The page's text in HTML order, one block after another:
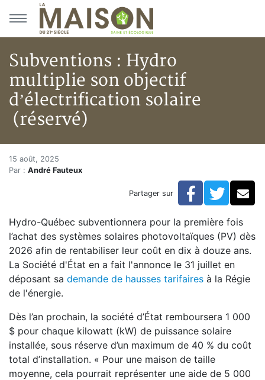
Aller au menu principal
Aller au contenu principal
Subventions : Hydro
multiplie son objectif
d’électrification solaire
(réservé)
Accueil
Articles
Subventions : Hydro multiplie son objectif
Subventions : Hydro multiplie
15 août, 2025
Par : André Fauteux
Partager sur Facebook
Hydro-Québec subventionnera pour la première fois
l’achat des systèmes solaires photovoltaïques (PV) dès
2026 afin de rentabiliser leur coût en dix à douze ans.
La Société d'État en a fait l'annonce le 31 juillet en
déposant sa demande de hausses tarifaires à la Régie
de l'énergie.
Dès l’an prochain, la société d’État remboursera 1 000
$ pour chaque kilowatt (kW) de puissance solaire
installée, sous réserve d’un maximum de 40 % du coût
total d’installation. « Pour une maison de taille
moyenne, cela pourrait représenter une aide de 5 000